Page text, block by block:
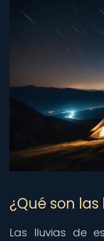
¿Qué son
Las lluvias de